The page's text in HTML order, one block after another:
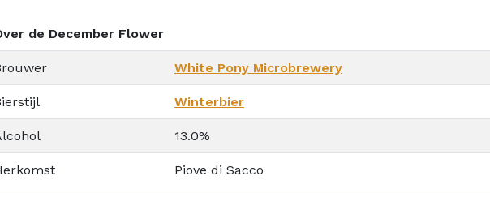
de December Flower
White Pony Microbrewery
Winterbier
13.0%
Piove di Sacco